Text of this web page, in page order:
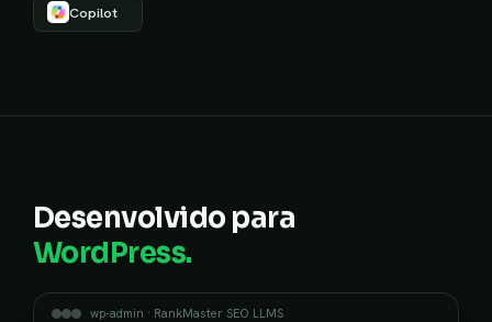
Copilot
Desenvolvido para
WordPress.
wp-admin · RankMaster SEO LLMS